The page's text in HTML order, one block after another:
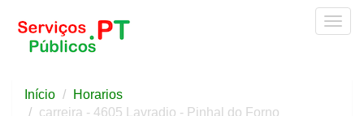
Início
Horarios
carreira - 4605 Lavradio - Pinhal do Forno